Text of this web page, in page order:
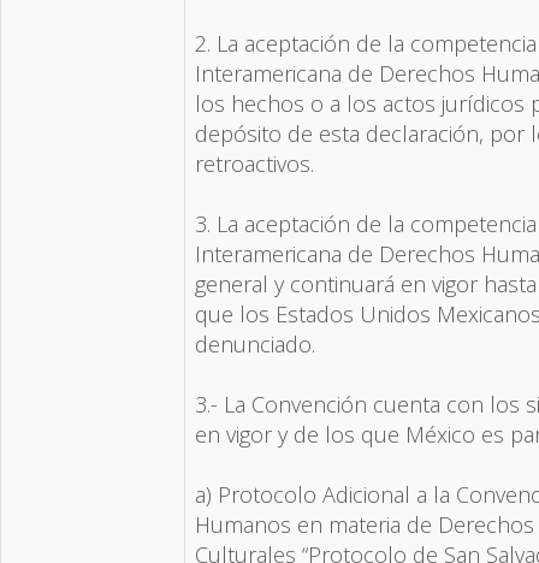
2. La aceptación de la
Interamericana de Derechos
los hechos o a los actos jurídicos
depósito de esta declaración, por
retroactivos.
3. La aceptación de la
Interamericana de Derechos
general y continuará en vigor
que los Estados Unidos
denunciado.
3.- La Convención cuenta con los
en vigor y de los que México es
a) Protocolo Adicional a la
Humanos en materia de
Culturales “Protocolo de San